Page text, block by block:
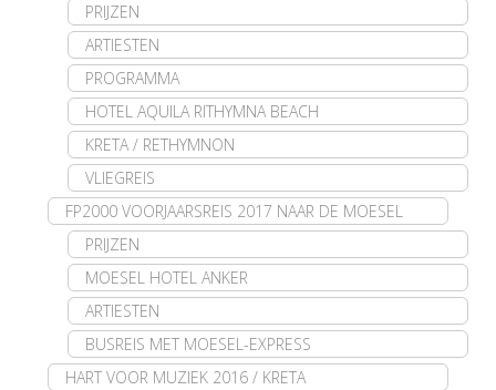
PRIJZEN
ARTIESTEN
PROGRAMMA
HOTEL AQUILA RITHYMNA BEACH
KRETA / RETHYMNON
VLIEGREIS
FP2000 VOORJAARSREIS 2017 NAAR DE MOESEL
PRIJZEN
MOESEL HOTEL ANKER
ARTIESTEN
BUSREIS MET MOESEL-EXPRESS
HART VOOR MUZIEK 2016 / KRETA